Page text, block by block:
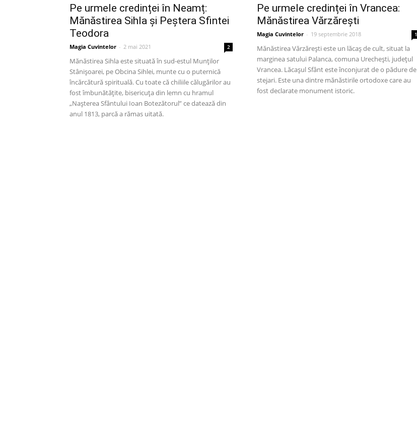
Pe urmele credinței în Neamț:
Mănăstirea Sihla și Peștera Sfintei
Teodora
Magia Cuvintelor - 2 mai 2021 2
Mănăstirea Sihla este situată în sud-estul Munților
Stânișoarei, pe Obcina Sihlei, munte cu o puternică
încărcătură spirituală. Cu toate că chiliile călugărilor au
fost îmbunătățite, bisericuța din lemn cu hramul
„Nașterea Sfântului Ioan Botezătorul” ce datează din
anul 1813, parcă a rămas uitată.
Pe urmele credinței în Vrancea:
Mănăstirea Vărzărești
Magia Cuvintelor - 19 septembrie 2018 1
Mănăstirea Vărzărești este un lăcaș de cult, situat la
marginea satului Palanca, comuna Urechești, județul
Vrancea. Lăcașul Sfânt este înconjurat de o pădure de
stejari. Este una dintre mănăstirile ortodoxe care au
fost declarate monument istoric.